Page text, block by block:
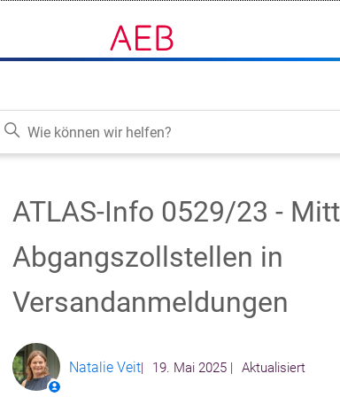
ATLAS-Info 0529/23 -
Abgangszollstellen in
Versandanmeldungen
Folgen
Natalie Veit 19. Mai 2025 Aktualisiert